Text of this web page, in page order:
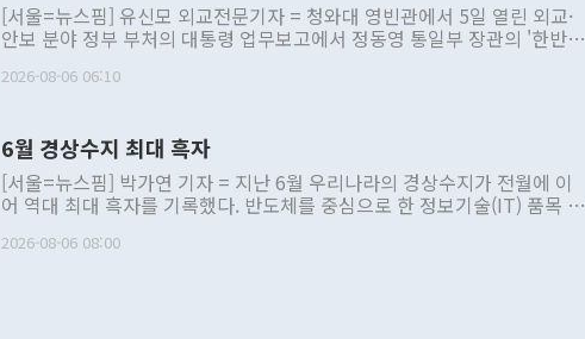
[서울=뉴스핌] 유신모 외교전문기자 = 청와대 영빈관에서 5일 열린 외교·
안보 분야 정부 부처의 대통령 업무보고에서 정동영 통일부 장관의 '한반도
발언 중에는 정부 내 조율을 거치지 않은 사안을 정책으로 추진하겠다고 공
주의적 희망에 근거한 비현실적 구상'이라는 비판을 내놨다. 그동안 정 장
관의 대북 정책 관련 발언이 물의를 빚은 적은 여러 번 있지만 대통령과 유
관 부처 장관이 공개적으로 부정적 입장을 표명한 것은 이례적이다. 정 장
관의 무리한 대북 접근법과 월권을 제어해야 한다는 목소리도 높아지고 있
다. [정동영 통일부 장관이 지난달 23일 오후 서울 종로구 정부서울청사에
2026-08-06 06:10
6월 경상수지 최대 흑자
[서울=뉴스핌] 박가연 기자 = 지난 6월 우리나라의 경상수지가 전월에 이
어 역대 최대 흑자를 기록했다. 반도체를 중심으로 한 정보기술(IT) 품목 수
료=한국은행] 한국은행이 6일 발표한 '2026년 6월 국제수지(잠정)'에 따르
2026-08-06 08:00